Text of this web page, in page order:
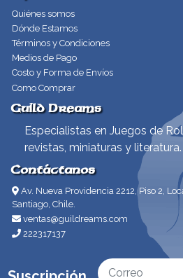
Quiénes somos
Dónde Estamos
Términos y Condiciones
Medios de Pago
Costo y Forma de Envíos
Como Comprar
Guild Dreams
Especialistas en Juegos de
revistas, miniaturas y literatura.
Contáctanos
Av. Nueva Providencia 2212, Piso 2,
Santiago, Chile.
ventas@guildreams.com
222317137